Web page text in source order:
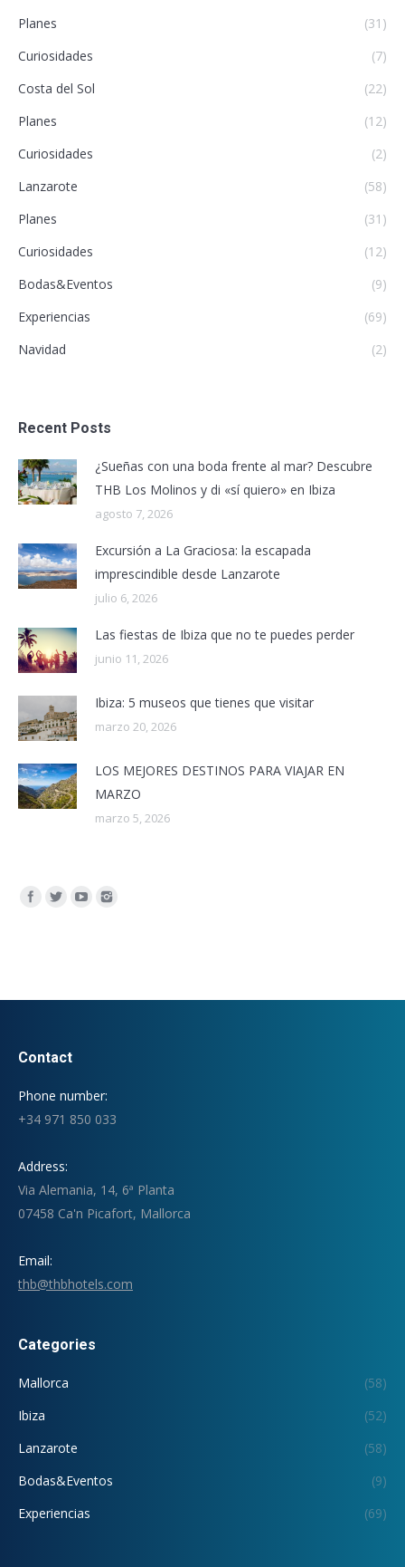
Planes
(31)
Curiosidades
(7)
Costa del Sol
(22)
Planes
(12)
Curiosidades
(2)
Lanzarote
(58)
Planes
(31)
Curiosidades
(12)
Bodas&Eventos
(9)
Experiencias
(69)
Navidad
(2)
Recent Posts
¿Sueñas con una boda frente al mar? Descubre
THB Los Molinos y di «sí quiero» en Ibiza
agosto 7, 2026
Excursión a La Graciosa: la escapada
imprescindible desde Lanzarote
julio 6, 2026
Las fiestas de Ibiza que no te puedes perder
junio 11, 2026
Ibiza: 5 museos que tienes que visitar
marzo 20, 2026
LOS MEJORES DESTINOS PARA VIAJAR EN
MARZO
marzo 5, 2026
Encuéntranos en:
Contact
Phone number:
+34 971 850 033
Address:
Via Alemania, 14, 6ª Planta
07458 Ca'n Picafort, Mallorca
Email:
thb@thbhotels.com
Categories
Mallorca
(58)
Ibiza
(52)
Lanzarote
(58)
Bodas&Eventos
(9)
Experiencias
(69)